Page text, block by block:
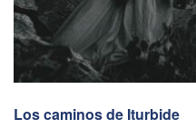
Los caminos de Iturbide